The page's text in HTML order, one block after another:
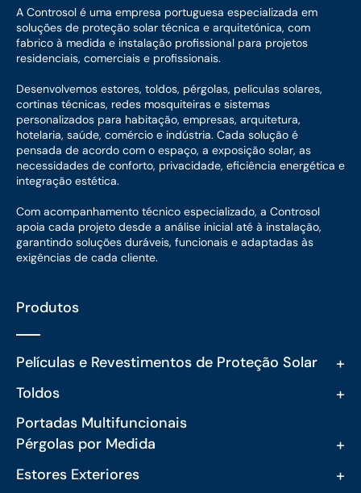
A Controsol é uma empresa portuguesa especializada em
soluções de proteção solar técnica e arquitetónica, com
fabrico à medida e instalação profissional para projetos
residenciais, comerciais e profissionais.
Desenvolvemos estores, toldos, pérgolas, películas solares,
cortinas técnicas, redes mosquiteiras e sistemas
personalizados para habitação, empresas, arquitetura,
hotelaria, saúde, comércio e indústria. Cada solução é
pensada de acordo com o espaço, a exposição solar, as
necessidades de conforto, privacidade, eficiência energética e
integração estética.
Com acompanhamento técnico especializado, a Controsol
apoia cada projeto desde a análise inicial até à instalação,
garantindo soluções duráveis, funcionais e adaptadas às
exigências de cada cliente.
Produtos
Películas e Revestimentos de Proteção Solar +
Toldos +
Portadas Multifuncionais
Pérgolas por Medida
+
Estores Exteriores +